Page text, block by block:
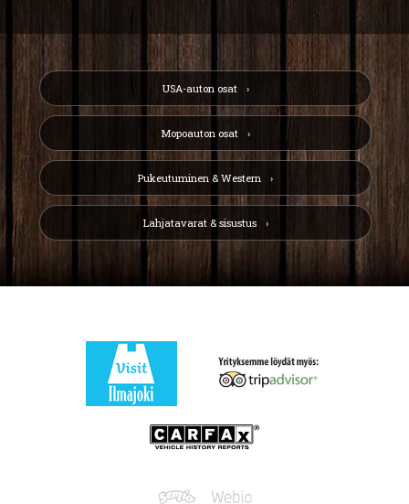
USA-auton osat
Mopoauton osat
Pukeutuminen & Western
Lahjatavarat & sisustus